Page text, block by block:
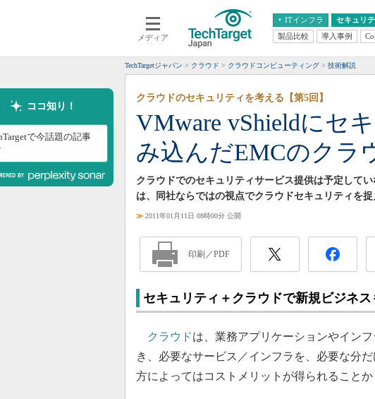
メディア
ITインフラ
クラウド
スマートモバイル
ネットワーク
システム運用管理
セキュリ
エンタープライズAI
ERP
CX
情報系システム
製品比較 導入事例
TechTargetジャパン クラウド クラウドコンピューティング 技術解説
ココ知り！
で今話題の記事
VMware vShieldにセ
み込んだEMCのクラ
クラウドのセキュリティを考える【第5回】
クラウドでのセキュリティサービス提供は予定して
は、同社ならではの視点でクラウドセキュリティを捉
≫ 2011年01月11日 08時00分 公開
印刷／PDF
セキュリティ＋クラウドで新規ビジネス
クラウドは、業務アプリケーションやイン
き、必要なサービス／インフラを、必要な分
方によってはコストメリットが得られること